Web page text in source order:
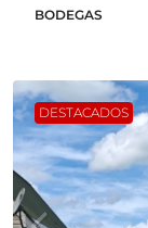
BODEGAS
DESTACADOS